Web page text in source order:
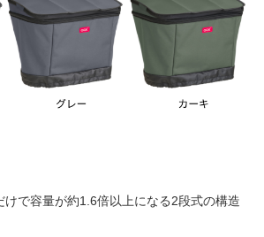
けで容量が約1.6倍以上になる2段式の構造